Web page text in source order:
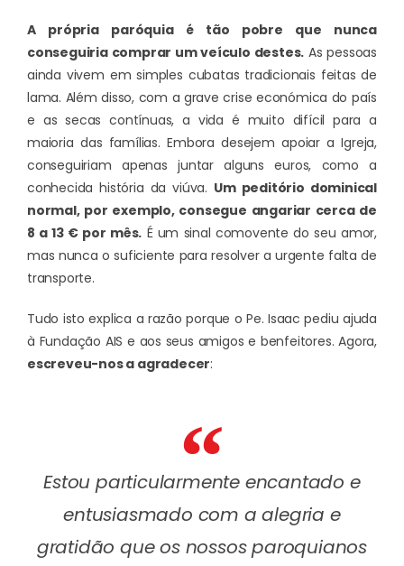
A própria paróquia é tão pobre que nunca
conseguiria comprar um veículo destes. As pessoas
ainda vivem em simples cubatas tradicionais feitas de
lama. Além disso, com a grave crise económica do país
e as secas contínuas, a vida é muito difícil para a
maioria das famílias. Embora desejem apoiar a Igreja,
conseguiriam apenas juntar alguns euros, como a
conhecida história da viúva. Um peditório dominical
normal, por exemplo, consegue angariar cerca de
8 a 13 € por mês. É um sinal comovente do seu amor,
mas nunca o suficiente para resolver a urgente falta de
transporte.
Tudo isto explica a razão porque o Pe. Isaac pediu ajuda
à Fundação AIS e aos seus amigos e benfeitores. Agora,
escreveu-nos a agradecer:
Estou particularmente encantado e
entusiasmado com a alegria e
gratidão que os nossos paroquianos